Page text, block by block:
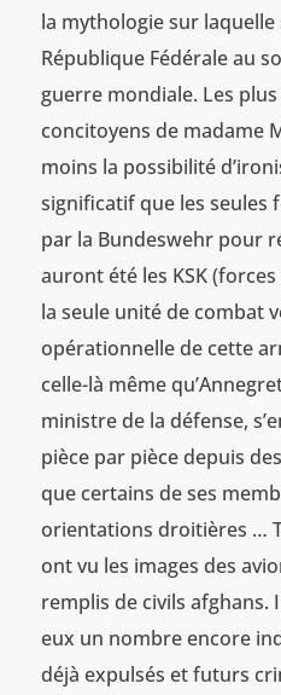
la mythologie sur laquelle
République Fédérale au
guerre mondiale. Les
concitoyens de madame
moins la possibilité
significatif que les seules
par la Bundeswehr pour
auront été les KSK (forces
la seule unité de combat
opérationnelle de cette
celle-là même
ministre de la défense,
pièce par pièce depuis
que certains de ses
orientations droitières …
ont vu les images des
remplis de civils afghans.
eux un nombre encore
déjà expulsés et futurs